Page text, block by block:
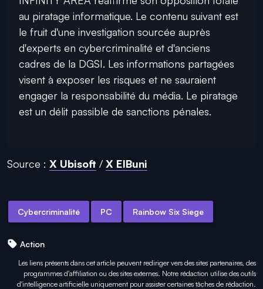
au piratage informatique. Le contenu suivant est
le fruit d'une investigation sourcée auprès
d'experts en cybercriminalité et d'anciens
cadres de la DGSI. Les informations partagées
visent à exposer les risques et ne sauraient
engager la responsabilité du média. Le piratage
est un délit passible de sanctions pénales.
Source : X Ubisoft / X EIBuni
Cybercriminalité PC Rainbow Six Siege
Action
Les liens présents dans cet article peuvent rediriger vers des sites partenaires, des
programmes d'affiliation ou des sites externes. Notre rédaction utilise des outils
d'intelligence artificielle uniquement pourassister certaines tâches de rédaction.